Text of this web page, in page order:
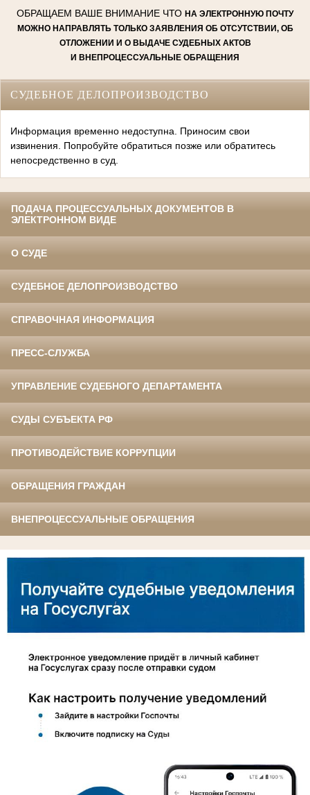
ОБРАЩАЕМ ВАШЕ ВНИМАНИЕ ЧТО НА ЭЛЕКТРОННУЮ ПОЧТУ
МОЖНО НАПРАВЛЯТЬ ТОЛЬКО ЗАЯВЛЕНИЯ ОБ ОТСУТСТВИИ, ОБ
ОТЛОЖЕНИИ И О ВЫДАЧЕ СУДЕБНЫХ АКТОВ
И ВНЕПРОЦЕССУАЛЬНЫЕ ОБРАЩЕНИЯ
СУДЕБНОЕ ДЕЛОПРОИЗВОДСТВО
Информация временно недоступна. Приносим свои
извинения. Попробуйте обратиться позже или обратитесь
непосредственно в суд.
ПОДАЧА ПРОЦЕССУАЛЬНЫХ ДОКУМЕНТОВ В
ЭЛЕКТРОННОМ ВИДЕ
О СУДЕ
СУДЕБНОЕ ДЕЛОПРОИЗВОДСТВО
СПРАВОЧНАЯ ИНФОРМАЦИЯ
ПРЕСС-СЛУЖБА
УПРАВЛЕНИЕ СУДЕБНОГО ДЕПАРТАМЕНТА
СУДЫ СУБЪЕКТА РФ
ПРОТИВОДЕЙСТВИЕ КОРРУПЦИИ
ОБРАЩЕНИЯ ГРАЖДАН
ВНЕПРОЦЕССУАЛЬНЫЕ ОБРАЩЕНИЯ